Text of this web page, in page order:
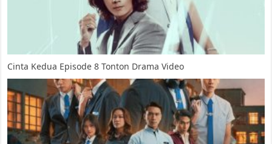
Cinta Kedua Episode 8 Tonton Drama Video